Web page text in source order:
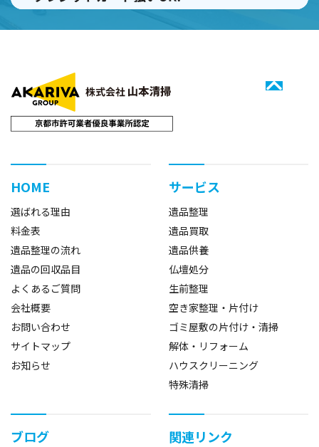
HOME
選ばれる理由
料金表
遺品整理の流れ
遺品の回収品目
よくあるご質問
会社概要
お問い合わせ
サイトマップ
お知らせ
サービス
遺品整理
遺品買取
遺品供養
仏壇処分
生前整理
空き家整理・片付け
ゴミ屋敷の片付け・清掃
解体・リフォーム
ハウスクリーニング
特殊清掃
ブログ 関連リンク